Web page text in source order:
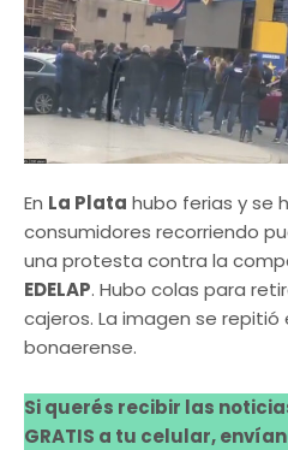
En La Plata hubo ferias y se
consumidores recorriendo
una protesta contra la
EDELAP. Hubo colas para
cajeros. La imagen se repitió
bonaerense.
Si querés recibir las
GRATIS a tu celular,